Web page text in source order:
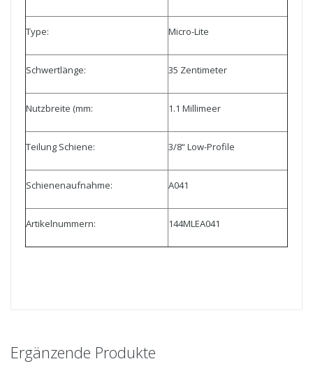
Type: Micro-Lite
Schwertlänge: 35 Zentimeter
Nutzbreite (mm: 1.1 Millimeer
Teilung Schiene: 3/8“ Low-Profile
Schienenaufnahme: A041
Artikelnummern: 144MLEA041
Ergänzende Produkte